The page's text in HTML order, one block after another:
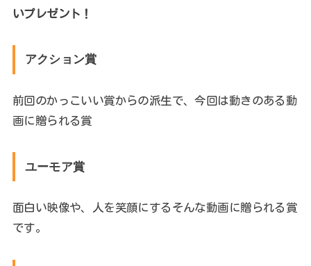
いプレゼント！
アクション賞
前回のかっこいい賞からの派生で、今回は動きのある動
画に贈られる賞
ユーモア賞
面白い映像や、人を笑顔にするそんな動画に贈られる賞
です。